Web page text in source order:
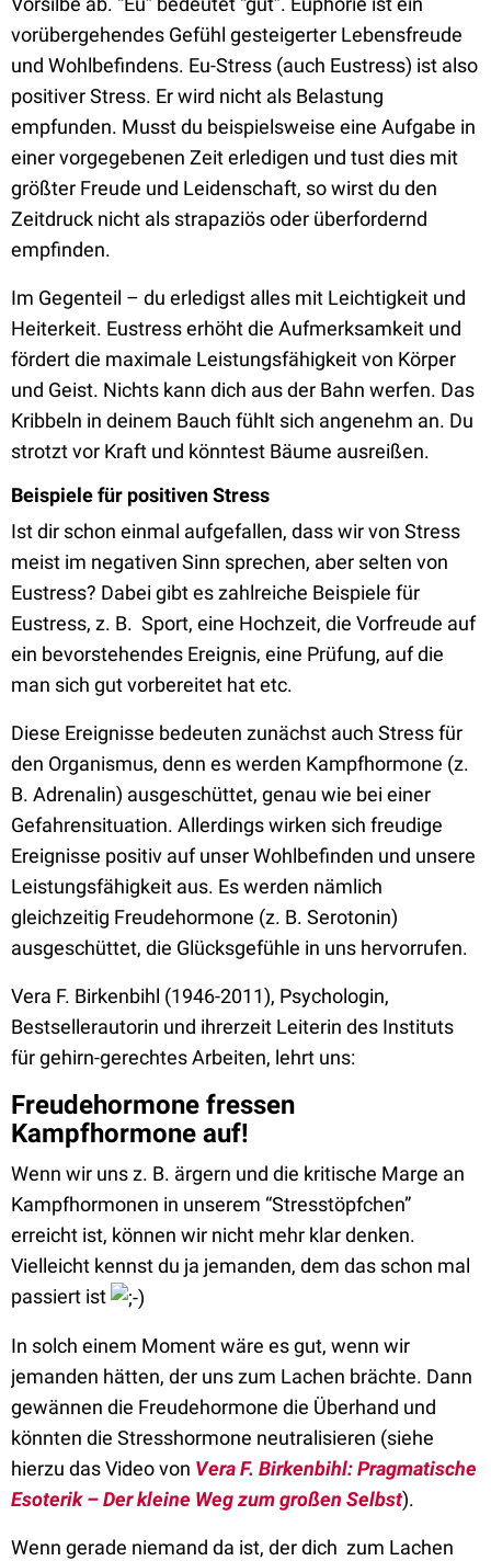
vorübergehendes Gefühl gesteigerter Lebensfreude
und Wohlbefindens. Eu-Stress (auch Eustress) ist also
positiver Stress. Er wird nicht als Belastung
empfunden. Musst du beispielsweise eine Aufgabe in
einer vorgegebenen Zeit erledigen und tust dies mit
größter Freude und Leidenschaft, so wirst du den
Zeitdruck nicht als strapaziös oder überfordernd
empfinden.
Im Gegenteil – du erledigst alles mit Leichtigkeit und
Heiterkeit. Eustress erhöht die Aufmerksamkeit und
fördert die maximale Leistungsfähigkeit von Körper
und Geist. Nichts kann dich aus der Bahn werfen. Das
Kribbeln in deinem Bauch fühlt sich angenehm an. Du
strotzt vor Kraft und könntest Bäume ausreißen.
Beispiele für positiven Stress
Ist dir schon einmal aufgefallen, dass wir von Stress
meist im negativen Sinn sprechen, aber selten von
Eustress? Dabei gibt es zahlreiche Beispiele für
Eustress, z. B. Sport, eine Hochzeit, die Vorfreude auf
ein bevorstehendes Ereignis, eine Prüfung, auf die
man sich gut vorbereitet hat etc.
Diese Ereignisse bedeuten zunächst auch Stress für
den Organismus, denn es werden Kampfhormone (z.
B. Adrenalin) ausgeschüttet, genau wie bei einer
Gefahrensituation. Allerdings wirken sich freudige
Ereignisse positiv auf unser Wohlbefinden und unsere
Leistungsfähigkeit aus. Es werden nämlich
gleichzeitig Freudehormone (z. B. Serotonin)
ausgeschüttet, die Glücksgefühle in uns hervorrufen.
Vera F. Birkenbihl (1946-2011), Psychologin,
Bestsellerautorin und ihrerzeit Leiterin des Instituts
für gehirn-gerechtes Arbeiten, lehrt uns:
Freudehormone fressen
Kampfhormone auf!
Wenn wir uns z. B. ärgern und die kritische Marge an
Kampfhormonen in unserem “Stresstöpfchen”
erreicht ist, können wir nicht mehr klar denken.
Vielleicht kennst du ja jemanden, dem das schon mal
passiert ist
In solch einem Moment wäre es gut, wenn wir
jemanden hätten, der uns zum Lachen brächte. Dann
gewännen die Freudehormone die Überhand und
könnten die Stresshormone neutralisieren (siehe
hierzu das Video von Vera F. Birkenbihl: Pragmatische
Esoterik – Der kleine Weg zum großen Selbst).
Wenn gerade niemand da ist, der dich zum Lachen